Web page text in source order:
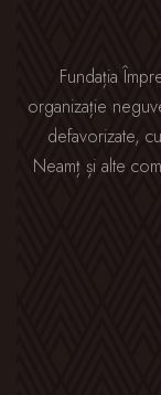
Fundația
organizație
defavorizate,
Neamț și alte